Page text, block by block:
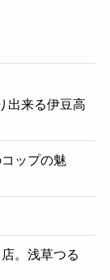
出来る伊豆高
ップの魅
。浅草つる